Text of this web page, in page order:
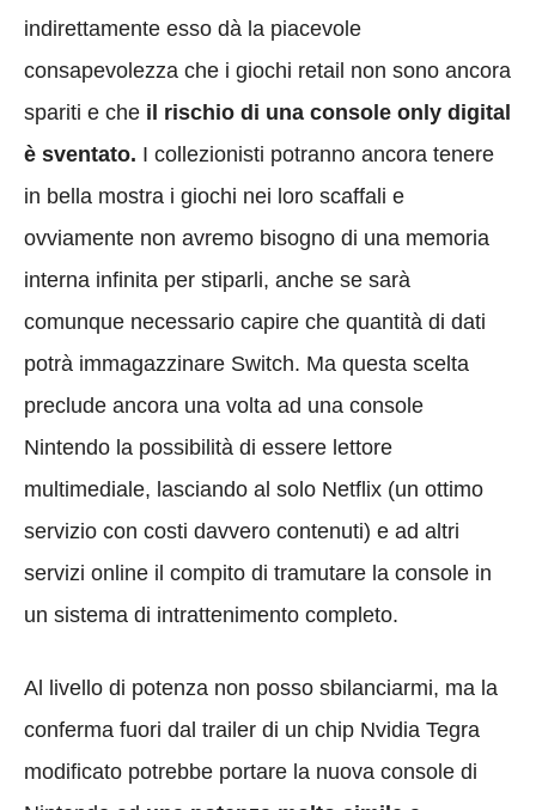
indirettamente esso dà la piacevole
consapevolezza che i giochi retail non sono ancora
spariti e che il rischio di una console only digital
è sventato. I collezionisti potranno ancora tenere
in bella mostra i giochi nei loro scaffali e
ovviamente non avremo bisogno di una memoria
interna infinita per stiparli, anche se sarà
comunque necessario capire che quantità di dati
potrà immagazzinare Switch. Ma questa scelta
preclude ancora una volta ad una console
Nintendo la possibilità di essere lettore
multimediale, lasciando al solo Netflix (un ottimo
servizio con costi davvero contenuti) e ad altri
servizi online il compito di tramutare la console in
un sistema di intrattenimento completo.
Al livello di potenza non posso sbilanciarmi, ma la
conferma fuori dal trailer di un chip Nvidia Tegra
modificato potrebbe portare la nuova console di